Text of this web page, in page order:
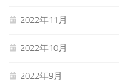
2022年11月
2022年10月
2022年9月